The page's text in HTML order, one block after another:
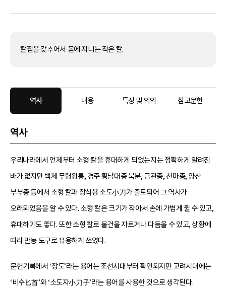
칼집을 갖추어서 몸에 지니는 작은 칼.
역사 내용 특징 및 의의 참고문헌
역사
우리나라에서 언제부터 소형 칼을 휴대하게 되었는지는 정확하게 알려진
바가 없지만 백제 무령왕릉, 경주 황남대총 북분, 금관총, 천마총, 양산
부부총 등에서 소형 칼과 장식용 소도小刀가 출토되어 그 역사가
오래되었음을 알 수 있다. 소형 칼은 크기가 작아서 손에 가볍게 쥘 수 있고,
휴대하기도 좋다. 또한 소형 칼로 물건을 자르거나 다듬을 수 있고, 상황에
따라 만능 도구로 유용하게 쓰였다.
문헌기록에서 ‘장도’라는 용어는 조선시대부터 확인되지만 고려시대에는
‘비수匕首’와 ‘소도자小刀子’라는 용어를 사용한 것으로 생각된다.